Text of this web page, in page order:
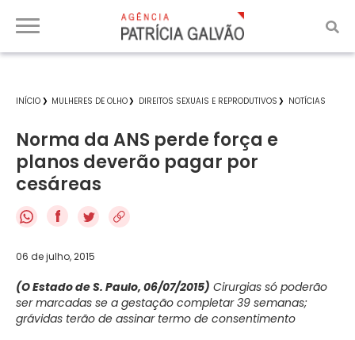
INÍCIO MULHERES DE OLHO DIREITOS SEXUAIS E REPRODUTIVOS NOTÍCIAS
Norma da ANS perde força e
planos deverão pagar por
cesáreas
f
06 de julho, 2015
(O Estado de S. Paulo, 06/07/2015) Cirurgias só poderão
ser marcadas se a gestação completar 39 semanas;
grávidas terão de assinar termo de consentimento